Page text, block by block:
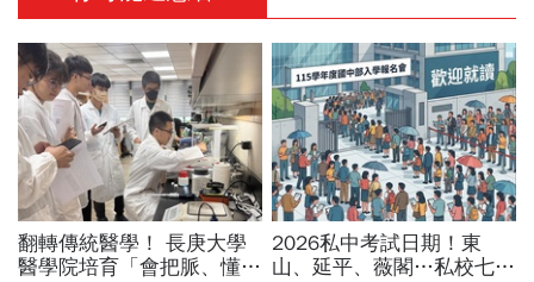
翻轉傳統醫學！ 長庚大學
醫學院培育「會把脈、懂
2026私中考試日期！東
山、延平、薇閣…私校七雄